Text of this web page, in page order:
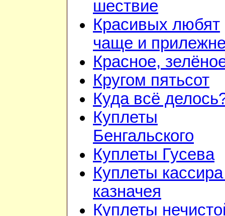
шествие
Красивых любят
чаще и
Красное,
Кругом пятьсот
Куда всё
Куплеты
Бенгальского
Куплеты Гусева
Куплеты
казначея
Куплеты